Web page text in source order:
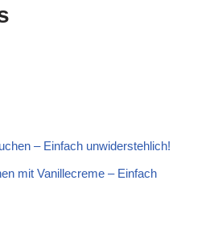
– Einfach unwiderstehlich!
mit Vanillecreme – Einfach